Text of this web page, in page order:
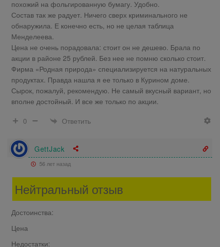
похожий на фольгированную бумагу. Удобно.
Состав так же радует. Ничего сверх криминального не
обнаружила. Е конечно есть, но не целая таблица
Менделеева.
Цена не очень порадовала: стоит он не дешево. Брала по
акции в районе 25 рублей. Без нее не помню сколько стоит.
Фирма «Родная природа» специализируется на натуральных
продуктах. Правда нашла я ее только в Курином доме.
Сырок, пожалуй, рекомендую. Не самый вкусный вариант, но
вполне достойный. И все же только по акции.
0
Ответить
GettJack
56 лет назад
Нейтральный отзыв
Достоинства:
Цена
Недостатки: